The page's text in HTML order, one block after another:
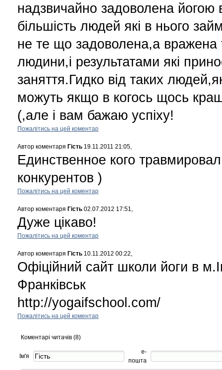
надзвичайно задоволена йогою
більшість людей які в нього
не те що задоволена,а вражена
людини,і результатами які
заняття.Гидко від таких
можуть якщо в когось щось
(,але і вам бажаю успіху!
Пожалітись на цей коментар
Автор коментаря Гість 19.11.2011 21:05,
Единственное кого
конкурентов )
Пожалітись на цей коментар
Автор коментаря Гість 02.07.2012 17:51,
Дуже цікаво!
Пожалітись на цей коментар
Автор коментаря Гість 10.11.2012 00:22,
Офіційний сайт школи йоги в
Франківськ
http://yogaifschool.com/
Пожалітись на цей коментар
Коментарі читачів (8)
Ім'я
е-
пошта